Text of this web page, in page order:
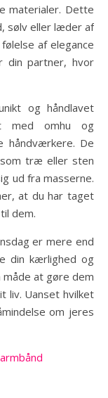
materialer. Dette
sølv eller læder af
af elegance
din partner, hvor
og håndlavet
med omhu og
håndværkere. De
træ eller sten
ud fra masserne.
at du har taget
dem.
er mere end
din kærlighed og
at gøre dem
liv. Uanset hvilket
om jeres